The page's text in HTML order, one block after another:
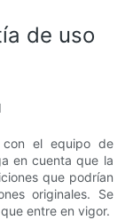
de uso
el equipo de
en cuenta que la
que podrían
originales. Se
entre en vigor.